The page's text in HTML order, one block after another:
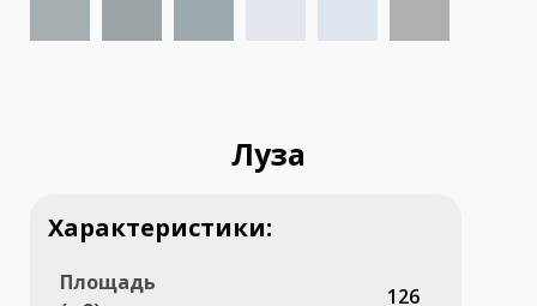
Характеристики:
Площадь
126
Луза